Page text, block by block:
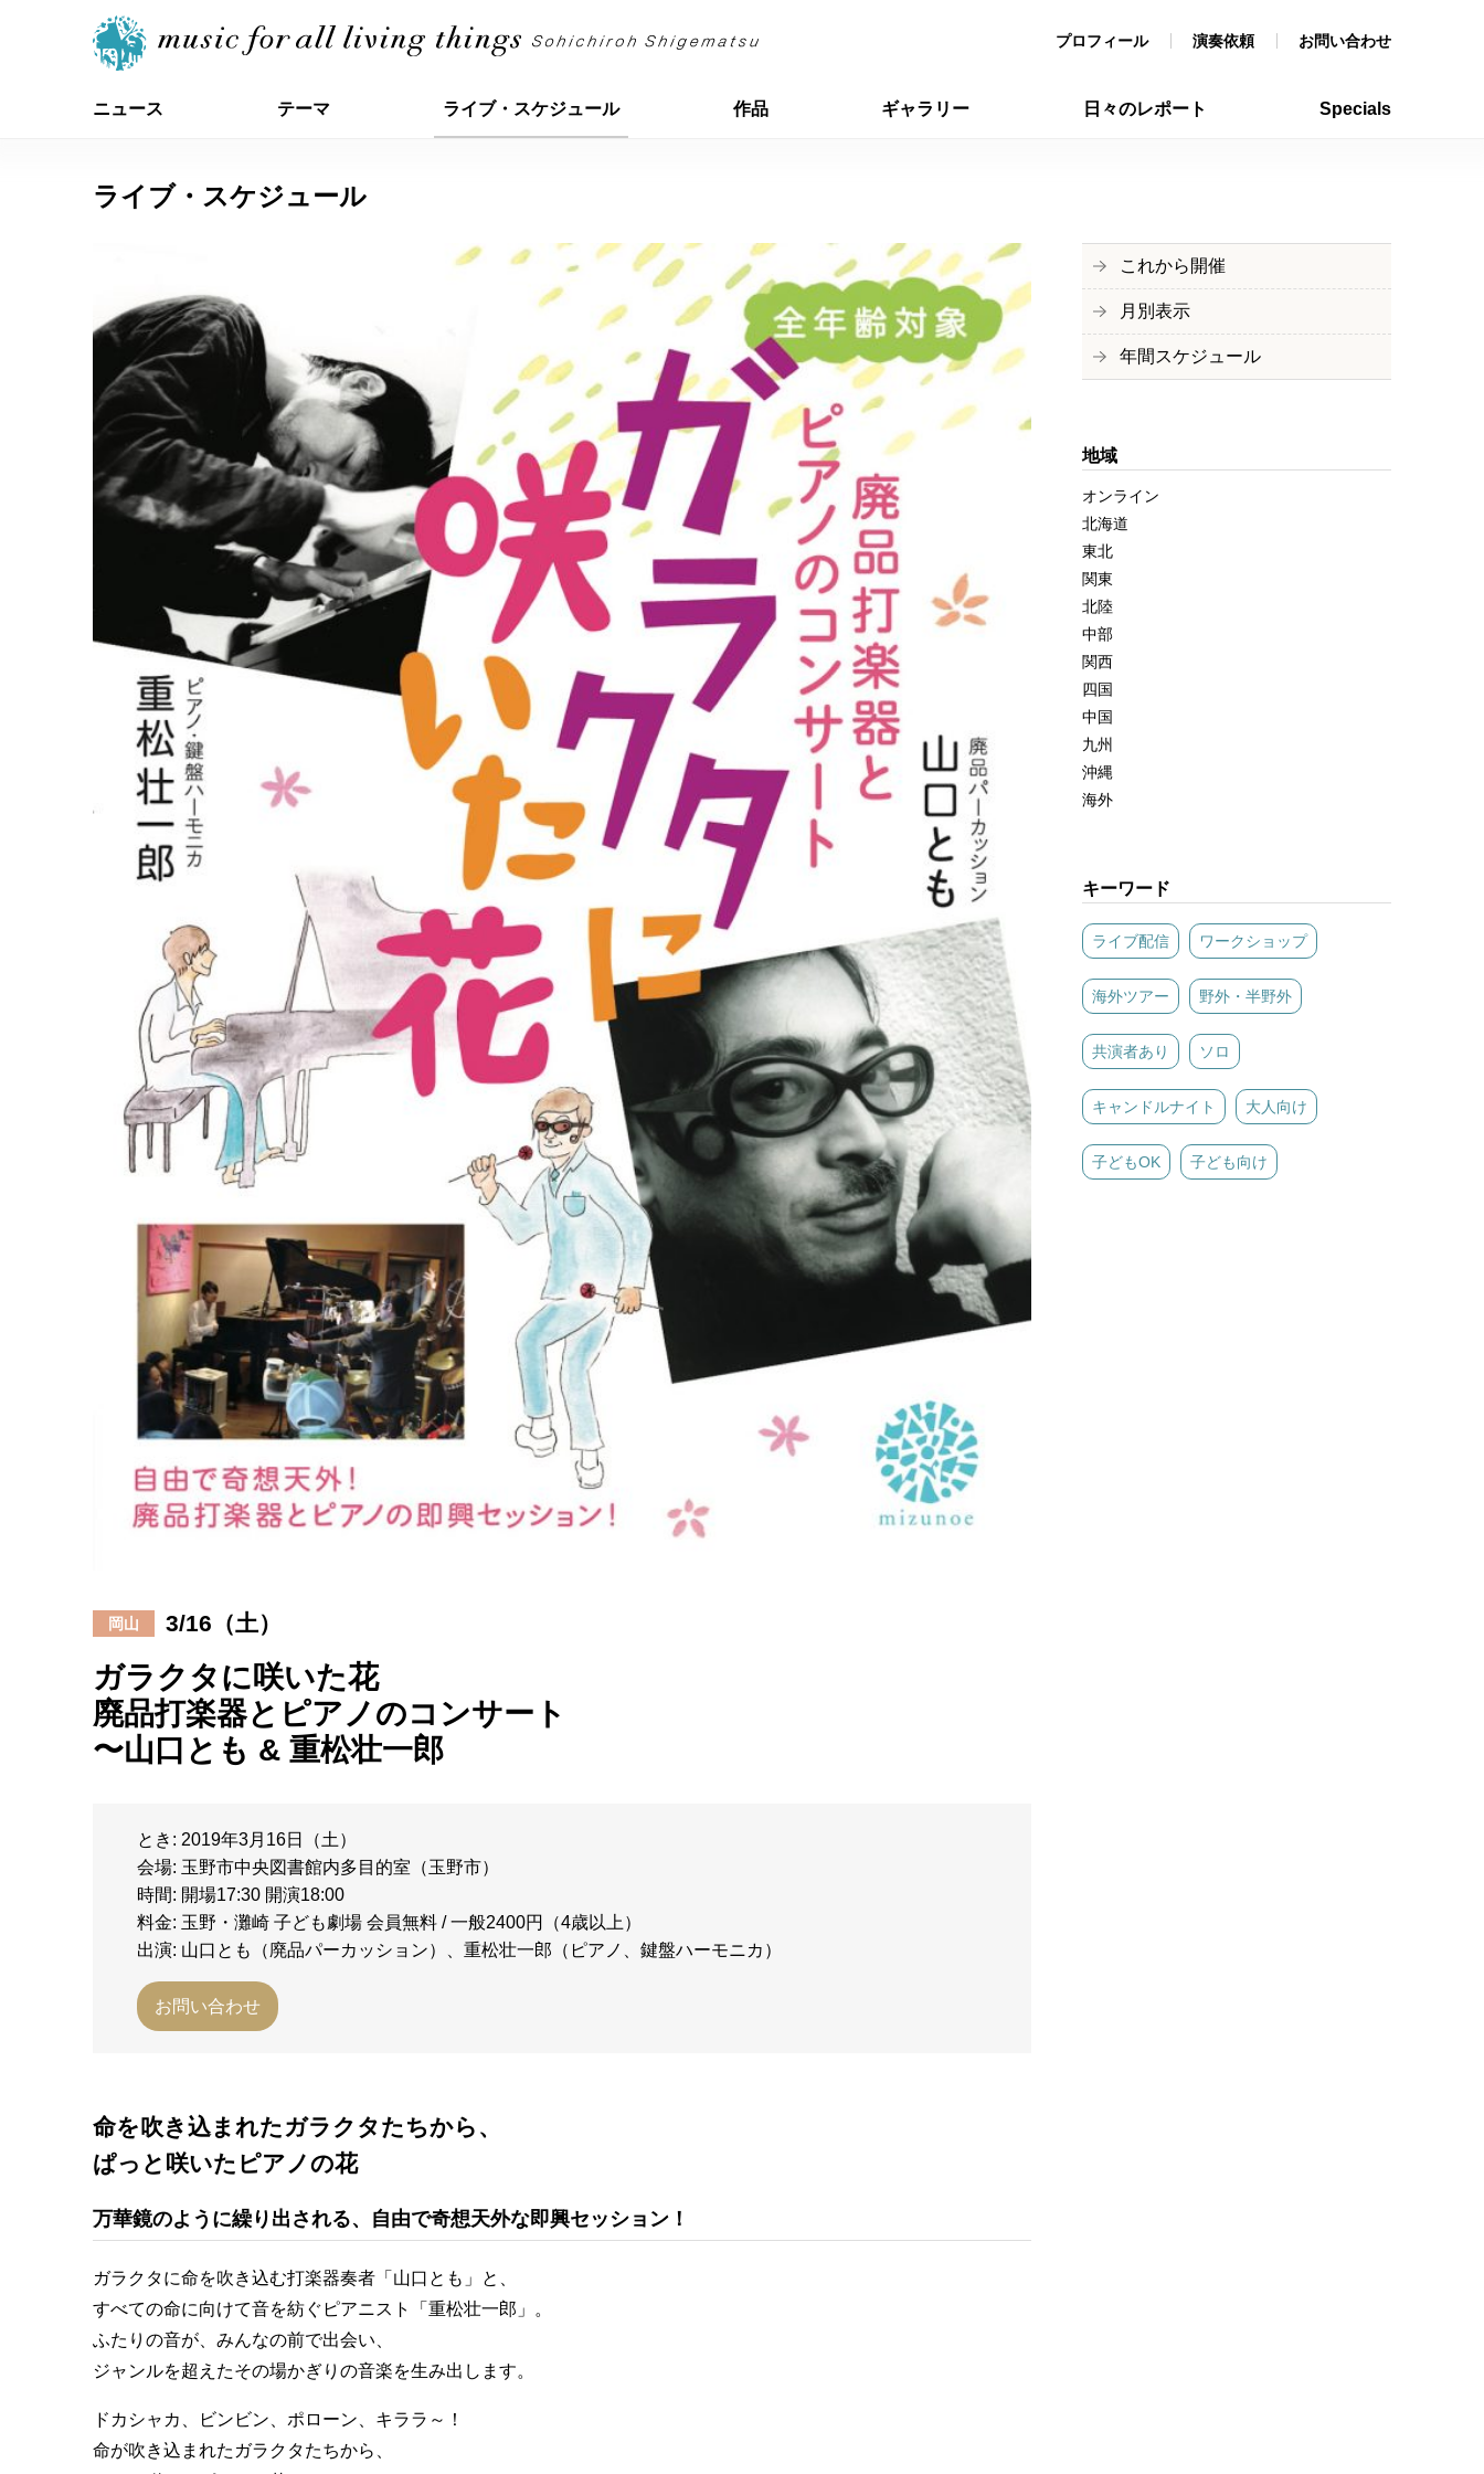
プロフィール 演奏依頼 お問い合わせ
ニュース テーマ ライブ・スケジュール 作品 ギャラリー 日々のレポート Specials
ライブ・スケジュール
岡山 3/16（土）
ガラクタに咲いた花
廃品打楽器とピアノのコンサート
〜山口とも & 重松壮一郎
とき: 2019年3月16日（土）
会場: 玉野市中央図書館内多目的室（玉野市）
時間: 開場17:30 開演18:00
料金: 玉野・灘崎 子ども劇場 会員無料 / 一般2400円（4歳以上）
出演: 山口とも（廃品パーカッション）、重松壮一郎（ピアノ、鍵盤ハーモニカ）
お問い合わせ
命を吹き込まれたガラクタたちから、
ぱっと咲いたピアノの花
万華鏡のように繰り出される、自由で奇想天外な即興セッション！
ガラクタに命を吹き込む打楽器奏者「山口とも」と、
すべての命に向けて音を紡ぐピアニスト「重松壮一郎」。
ふたりの音が、みんなの前で出会い、
ジャンルを超えたその場かぎりの音楽を生み出します。
ドカシャカ、ビンビン、ポローン、キララ～！
命が吹き込まれたガラクタたちから、
これから開催
月別表示
年間スケジュール
地域
オンライン
北海道
東北
関東
北陸
中部
関西
四国
中国
九州
沖縄
海外
キーワード
ライブ配信 ワークショップ
海外ツアー 野外・半野外
共演者あり ソロ
キャンドルナイト 大人向け
子どもOK 子ども向け